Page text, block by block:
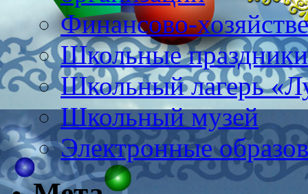
Финансово-
Школьные праздники
Школьный лагерь
Школьный музей
Электронные